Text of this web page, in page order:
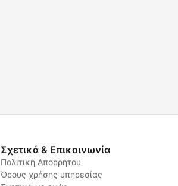
Σχετικά & Επικοινωνία
Πολιτική Απορρήτου
Όρους χρήσης υπηρεσίας